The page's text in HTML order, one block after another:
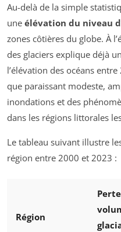
Au-delà de la simple
une élévation du niveau
zones côtières du globe. À
des glaciers explique déjà
l’élévation des océans
que paraissant modeste,
inondations et des
dans les régions littorales
Le tableau suivant illustre
région entre 2000 et 2023 :
Région